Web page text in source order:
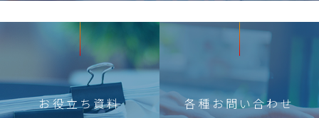
お役立ち 資料 各種お問い合わせ